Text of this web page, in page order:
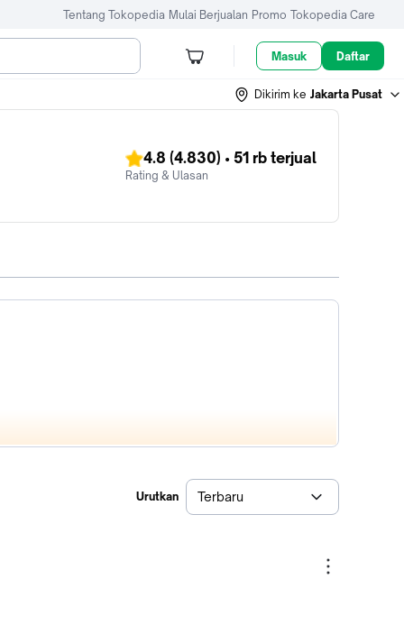
Tentang Tokopedia Mulai Berjualan Promo Tokopedia Care
Masuk Daftar
Dikirim ke Jakarta Pusat
4.8 (4.830) • 51 rb terjual
Rating & Ulasan
Urutkan Terbaru